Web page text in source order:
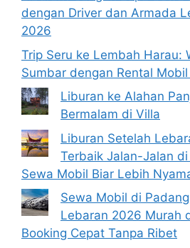
dengan Driver dan Armada
2026
Trip Seru ke Lembah Harau:
Sumbar dengan Rental
Liburan ke Alahan
Bermalam di Villa
Liburan Setelah
Terbaik Jalan-Jalan
Sewa Mobil Biar Lebih
Sewa Mobil di
Lebaran 2026 Murah
Booking Cepat Tanpa Ribet